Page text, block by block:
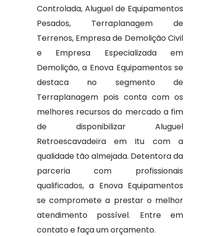
Controlada, Aluguel de Equipamentos
Pesados, Terraplanagem de
Terrenos, Empresa de Demolição Civil
e Empresa Especializada em
Demolição, a Enova Equipamentos se
destaca no segmento de
Terraplanagem pois conta com os
melhores recursos do mercado a fim
de disponibilizar Aluguel
Retroescavadeira em Itu com a
qualidade tão almejada. Detentora da
parceria com profissionais
qualificados, a Enova Equipamentos
se compromete a prestar o melhor
atendimento possível. Entre em
contato e faça um orçamento.